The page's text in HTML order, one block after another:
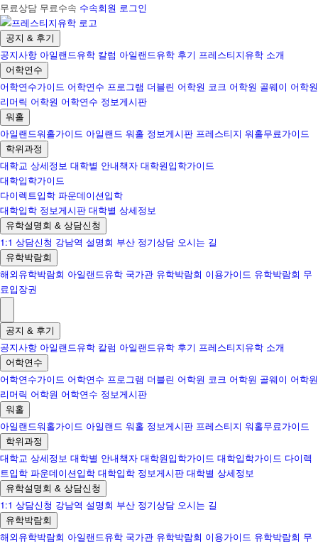
무료상담 무료수속 수속회원 로그인
공지 & 후기
공지사항 아일랜드유학 칼럼 아일랜드유학 후기 프레스티지유학 소개
어학연수
어학연수가이드 어학연수 프로그램 더블린 어학원 코크 어학원 골웨이 어학원
리머릭 어학원 어학연수 정보게시판
워홀
아일랜드워홀가이드 아일랜드 워홀 정보게시판 프레스티지 워홀무료가이드
학위과정
대학교 상세정보 대학별 안내책자 대학원입학가이드
대학입학가이드
다이렉트입학 파운데이션입학
대학입학 정보게시판 대학별 상세정보
유학설명회 & 상담신청
1:1 상담신청 강남역 설명회 부산 정기상담 오시는 길
유학박람회
해외유학박람회 아일랜드유학 국가관 유학박람회 이용가이드 유학박람회 무
료입장권
공지 & 후기
공지사항 아일랜드유학 칼럼 아일랜드유학 후기 프레스티지유학 소개
어학연수
어학연수가이드 어학연수 프로그램 더블린 어학원 코크 어학원 골웨이 어학원
리머릭 어학원 어학연수 정보게시판
워홀
아일랜드워홀가이드 아일랜드 워홀 정보게시판 프레스티지 워홀무료가이드
학위과정
대학교 상세정보 대학별 안내책자 대학원입학가이드 대학입학가이드 다이렉
트입학 파운데이션입학 대학입학 정보게시판 대학별 상세정보
유학설명회 & 상담신청
1:1 상담신청 강남역 설명회 부산 정기상담 오시는 길
유학박람회
해외유학박람회 아일랜드유학 국가관 유학박람회 이용가이드 유학박람회 무